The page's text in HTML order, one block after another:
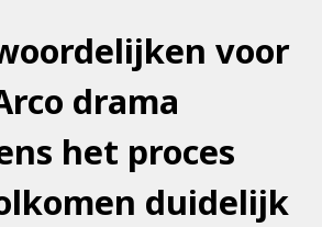
voor
drama
het proces
duidelijk